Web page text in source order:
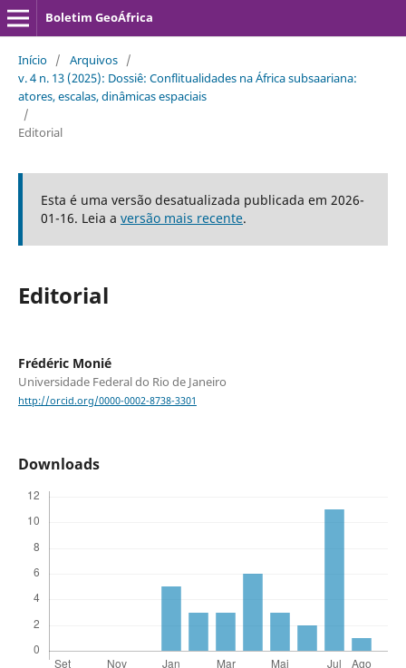
Boletim GeoÁfrica
Início / Arquivos /
v. 4 n. 13 (2025): Dossiê: Conflitualidades na África subsaariana:
atores, escalas, dinâmicas espaciais
/
Editorial
Esta é uma versão desatualizada publicada em 2026-
01-16. Leia a versão mais recente.
Editorial
Frédéric Monié
Universidade Federal do Rio de Janeiro
http://orcid.org/0000-0002-8738-3301
Downloads